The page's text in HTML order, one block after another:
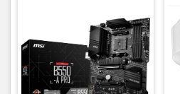
như tivi,
ẩm... cùng nhiều thiết bị công
mang đến
sản phẩm chính hãng,
nghiệp
, đáp ứng tối đa nhu cầu
gia đình và cá nhân.